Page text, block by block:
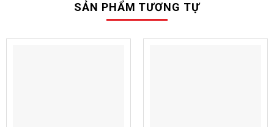
SẢN PHẨM TƯƠNG TỰ